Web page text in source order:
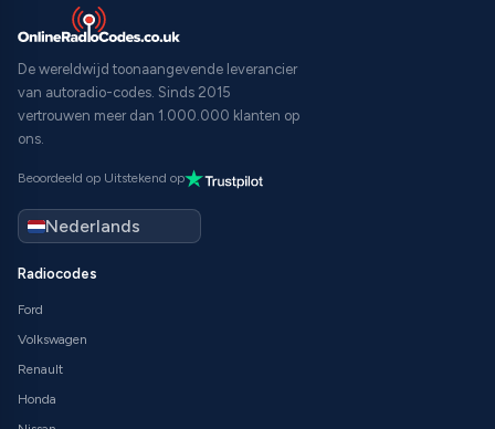
De wereldwijd toonaangevende leverancier
van autoradio-codes. Sinds 2015
vertrouwen meer dan 1.000.000 klanten op
ons.
Beoordeeld op Uitstekend op
Radiocodes
Ford
Volkswagen
Renault
Honda